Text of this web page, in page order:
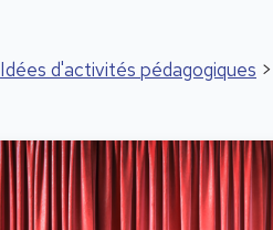
Idées d'activités pédagogiques